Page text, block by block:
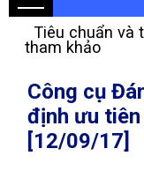
Tiêu chuẩn và
tham khảo
Công cụ
định ưu
[12/09/17]